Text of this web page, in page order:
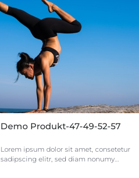
Demo Produkt-47-49-52-57
Lorem ipsum dolor sit amet, consetetur
sadipscing elitr, sed diam nonumy...